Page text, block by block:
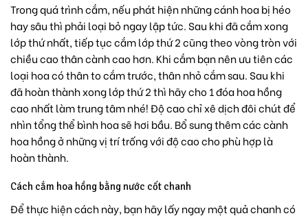
Trong quá trình cắm, nếu phát hiện những cánh hoa bị héo
hay sâu thì phải loại bỏ ngay lập tức. Sau khi đã cắm xong
lớp thứ nhất, tiếp tục cắm lớp thứ 2 cũng theo vòng tròn với
chiều cao thân cành cao hơn. Khi cắm bạn nên ưu tiên các
loại hoa có thân to cắm trước, thân nhỏ cắm sau. Sau khi
đã hoàn thành xong lớp thứ 2 thì hãy cho 1 đóa hoa hồng
cao nhất làm trung tâm nhé! Độ cao chỉ xê dịch đôi chút để
nhìn tổng thể bình hoa sẽ hơi bầu. Bổ sung thêm các cành
hoa hồng ở những vị trí trống với độ cao cho phù hợp là
hoàn thành.
Cách cắm hoa hồng bằng nước cốt chanh
Để thực hiện cách này, bạn hãy lấy ngay một quả chanh có